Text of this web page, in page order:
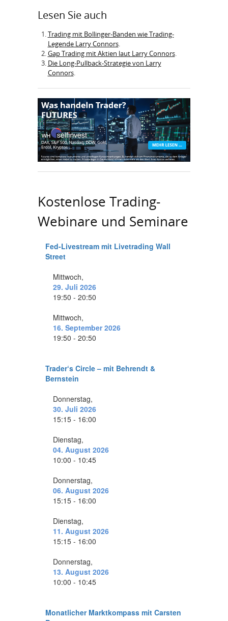
Lesen Sie auch
Trading mit Bollinger-Banden wie Trading-
Legende Larry Connors.
Gap Trading mit Aktien laut Larry Connors.
Die Long-Pullback-Strategie von Larry
Connors.
Kostenlose Trading-
Webinare und Seminare